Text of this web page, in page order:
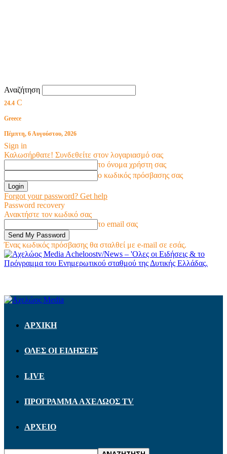
Αναζήτηση
24.4 C
Greece
Πέμπτη, 6 Αυγούστου, 2026
Sign in
Καλωσήρθατε! Συνδεθείτε στον λογαριασμό σας
το όνομα χρήστη σας
ο κωδικός πρόσβασης σας
Forgot your password? Get help
Password recovery
Ανακτήστε τον κωδικό σας
το email σας
Ένας κωδικός πρόσβασης θα σταλθεί με e-mail σε εσάς.
Acheloostv/News – 'Ολες οι Ειδήσεις & το
Πρόγραμμα του Ενημερωτικού σταθμού της Δυτικής Ελλάδας.
ΑΡΧΙΚΗ
ΟΛΕΣ ΟΙ ΕΙΔΗΣΕΙΣ
LIVE
ΠΡΟΓΡΑΜΜΑ ΑΧΕΛΩΟΣ TV
ΑΡΧΕΙΟ